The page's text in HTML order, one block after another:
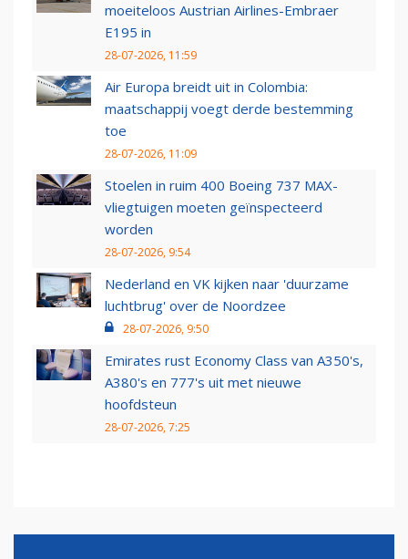
moeiteloos Austrian Airlines-Embraer
E195 in
28-07-2026, 11:59
Air Europa breidt uit in Colombia:
maatschappij voegt derde bestemming
toe
28-07-2026, 11:09
Stoelen in ruim 400 Boeing 737 MAX-
vliegtuigen moeten geïnspecteerd
worden
28-07-2026, 9:54
Nederland en VK kijken naar 'duurzame
luchtbrug' over de Noordzee
28-07-2026, 9:50
Emirates rust Economy Class van A350's,
A380's en 777's uit met nieuwe
hoofdsteun
28-07-2026, 7:25